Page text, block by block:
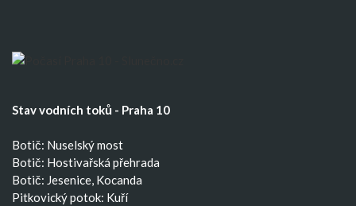
Stav vodních toků - Praha 10
Botič: Nuselský most
Botič: Hostivařská přehrada
Botič: Jesenice, Kocanda
Pitkovický potok: Kuří